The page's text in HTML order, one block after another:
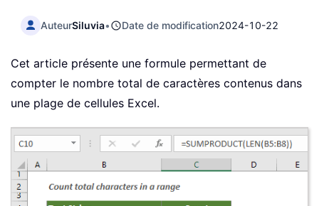
AuteurSiluvia• Date de modification2024-10-22
Cet article présente une formule permettant de
compter le nombre total de caractères contenus dans
une plage de cellules Excel.